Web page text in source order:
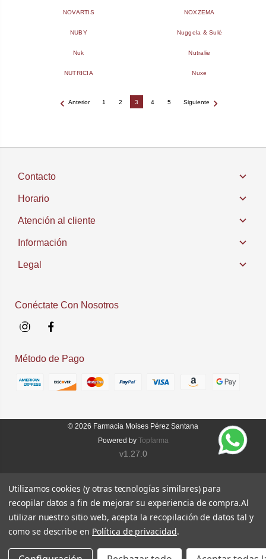
NOVARTIS NOXZEMA
NUBY Nuggela & Sulé
Nuk Nutralie
NUTRICIA Nuxe
Anterior 1 2 3 4 5 Siguiente
Contacto
Horario
Atención al cliente
Información
Legal
Conéctate Con Nosotros
InstagramFacebook
Método de Pago
© 2026 Farmacia Moises Pérez Santana
Powered by Topfarma
v1.27.0
Utilizamos cookies (y otras tecnologías similares) para
recopilar datos a fin de mejorar su experiencia de compra.Al
utilizar nuestro sitio web, acepta la recopilación de datos tal y
como se describe en Política de privacidad.